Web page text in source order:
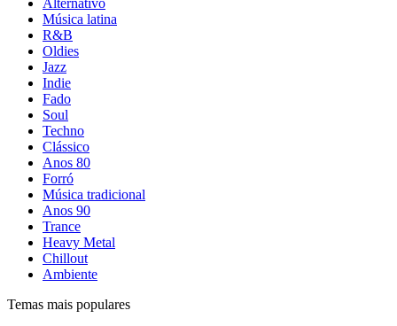
Alternativo
Música latina
R&B
Oldies
Jazz
Indie
Fado
Soul
Techno
Clássico
Anos 80
Forró
Música tradicional
Anos 90
Trance
Heavy Metal
Chillout
Ambiente
Temas mais populares